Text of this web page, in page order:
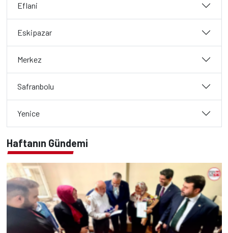
Eflani
Eskipazar
Merkez
Safranbolu
Yenice
Haftanın Gündemi